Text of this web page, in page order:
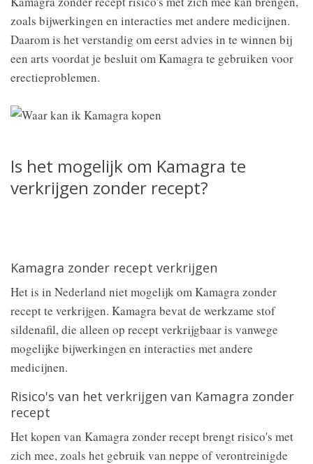
zoals bijwerkingen en interacties met andere medicijnen.
Daarom is het verstandig om eerst advies in te winnen bij
een arts voordat je besluit om Kamagra te gebruiken voor
erectieproblemen.
Is het mogelijk om Kamagra te
verkrijgen zonder recept?
Kamagra zonder recept verkrijgen
Het is in Nederland niet mogelijk om Kamagra zonder
recept te verkrijgen. Kamagra bevat de werkzame stof
sildenafil, die alleen op recept verkrijgbaar is vanwege
mogelijke bijwerkingen en interacties met andere
medicijnen.
Risico's van het verkrijgen van Kamagra zonder
recept
Het kopen van Kamagra zonder recept brengt risico's met
zich mee, zoals het gebruik van neppe of verontreinigde